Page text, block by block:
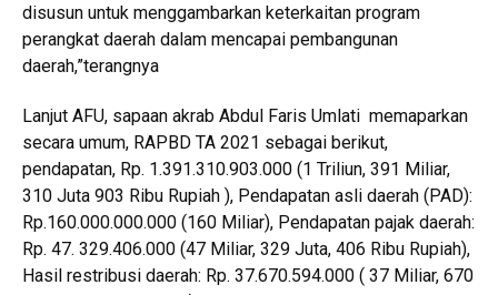
disusun untuk menggambarkan keterkaitan program
perangkat daerah dalam mencapai pembangunan
daerah,”terangnya
Lanjut AFU, sapaan akrab Abdul Faris Umlati memaparkan
secara umum, RAPBD TA 2021 sebagai berikut,
pendapatan, Rp. 1.391.310.903.000 (1 Triliun, 391 Miliar,
310 Juta 903 Ribu Rupiah ), Pendapatan asli daerah (PAD):
Rp.160.000.000.000 (160 Miliar), Pendapatan pajak daerah:
Rp. 47. 329.406.000 (47 Miliar, 329 Juta, 406 Ribu Rupiah),
Hasil restribusi daerah: Rp. 37.670.594.000 ( 37 Miliar, 670